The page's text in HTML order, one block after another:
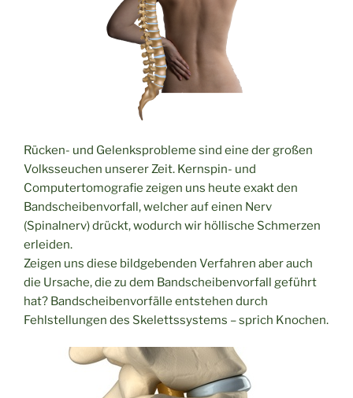
Rücken- und Gelenksprobleme sind eine der großen
Volksseuchen unserer Zeit. Kernspin- und
Computertomografie zeigen uns heute exakt den
Bandscheibenvorfall, welcher auf einen Nerv
(Spinalnerv) drückt, wodurch wir höllische Schmerzen
erleiden.
Zeigen uns diese bildgebenden Verfahren aber auch
die Ursache, die zu dem Bandscheibenvorfall geführt
hat? Bandscheibenvorfälle entstehen durch
Fehlstellungen des Skelettssystems – sprich Knochen.